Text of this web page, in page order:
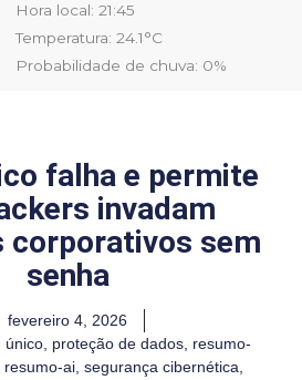
Hora local: 21:45
Temperatura: 24.1°C
Probabilidade de chuva: 0%
falha e permite
invadam
corporativos sem
senha
fevereiro 4, 2026
único, proteção de dados, resumo-
resumo-ai, segurança cibernética,